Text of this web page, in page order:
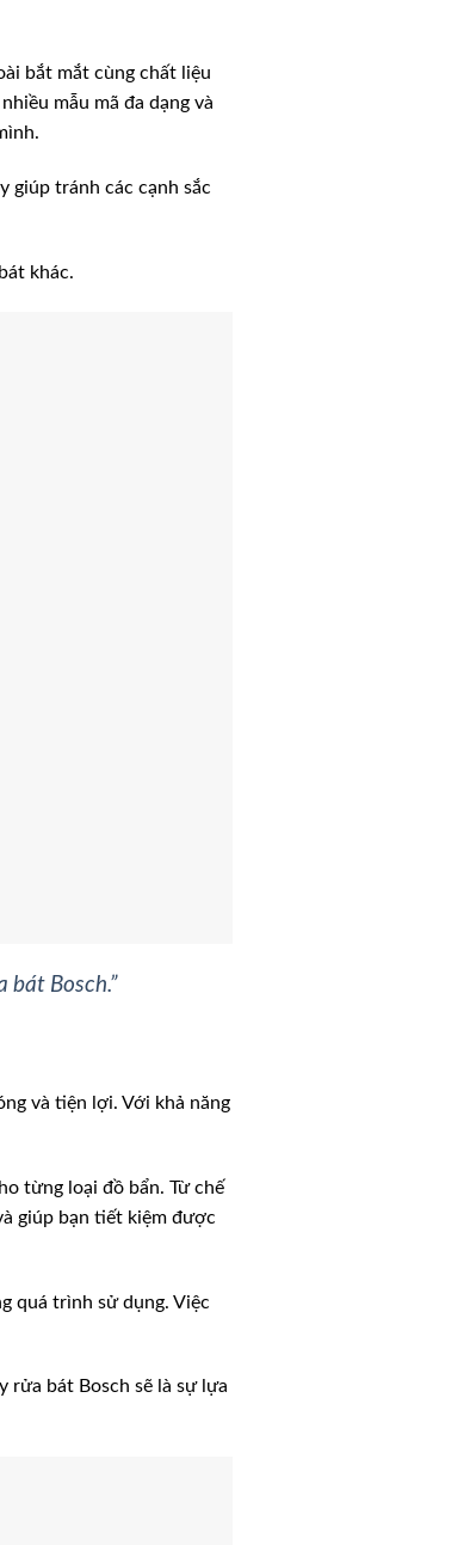
bắt mắt cùng chất liệu
mẫu mã đa dạng và
giúp tránh các cạnh sắc
khác.
bát Bosch.”
và tiện lợi. Với khả năng
từng loại đồ bẩn. Từ chế
giúp bạn tiết kiệm được
quá trình sử dụng. Việc
rửa bát Bosch sẽ là sự lựa